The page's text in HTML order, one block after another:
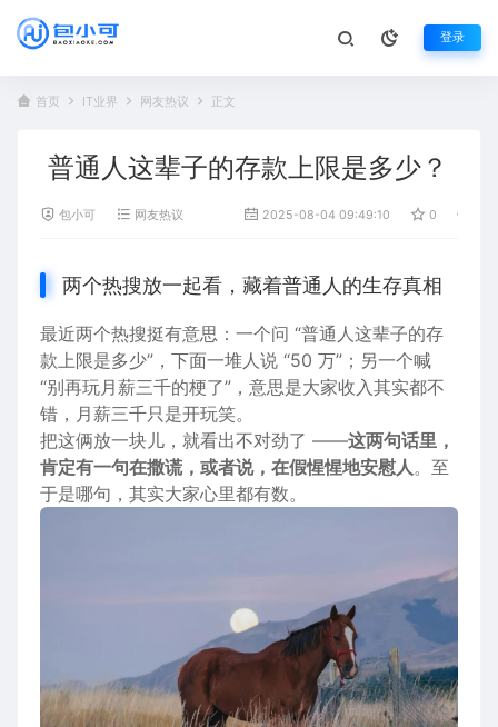
登录
首页 IT业界 网友热议 正文
普通人这辈子的存款上限是多少？
包小可 网友热议 2025-08-04 09:49:10 0
两个热搜放一起看，藏着普通人的生存真相
最近两个热搜挺有意思：一个问 “普通人这辈子的存
款上限是多少”，下面一堆人说 “50 万”；另一个喊
“别再玩月薪三千的梗了”，意思是大家收入其实都不
错，月薪三千只是开玩笑。
把这俩放一块儿，就看出不对劲了 ——这两句话里，
肯定有一句在撒谎，或者说，在假惺惺地安慰人。至
于是哪句，其实大家心里都有数。